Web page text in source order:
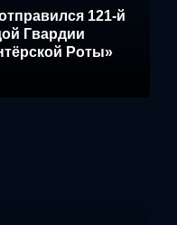
121-й
Гвардии
Роты»